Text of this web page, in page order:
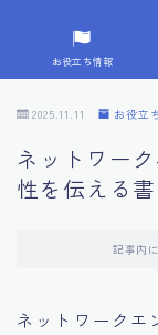
9.転職成功者
10.面接官に好
11.キャリアア
お役立ち情報
2025.11.11 お役立
ネットワー
性を伝える
記事内
ネットワークエ